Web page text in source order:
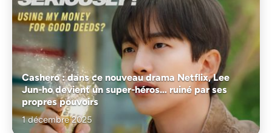
Cashero : dans ce nouveau drama Netflix, Lee
Jun-ho devient un super-héros… ruiné par ses
propres pouvoirs
1 décembre 2025